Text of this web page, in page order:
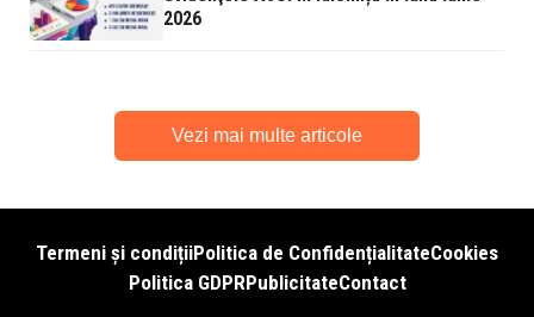
2026
Vezi mai multe articole
Termeni și condițiiPolitica de ConfidențialitateCookies
Politica GDPRPublicitateContact